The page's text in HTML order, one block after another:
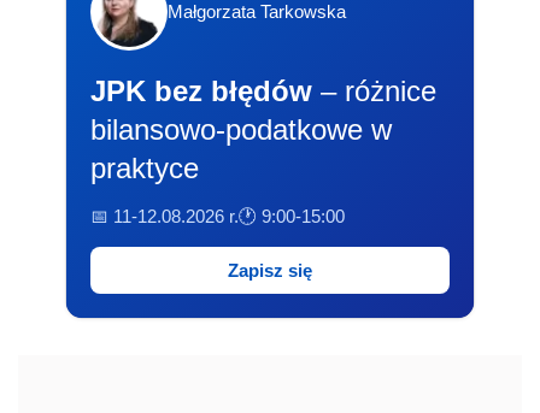
Małgorzata Tarkowska
JPK bez błędów – różnice
bilansowo-podatkowe w
praktyce
📅 11-12.08.2026 r.🕐 9:00-15:00
Zapisz się